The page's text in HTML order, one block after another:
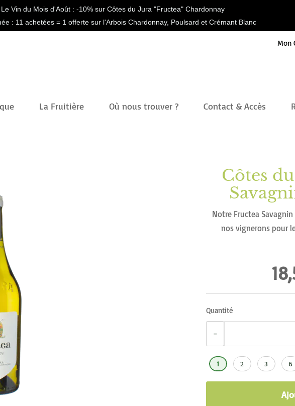
Le Vin du Mois d'Août : -10% sur Côtes du Jura "Fructea" Chardonnay
: 11 achetées = 1 offerte sur l'Arbois Chardonnay, Poulsard et Crémant Blanc
Aller
Mon
La Fruitière Où nous trouver ? Contact & Accès
Côtes
Notre Fructea
nos vignerons pour
Quantité
−
1 2 3 6